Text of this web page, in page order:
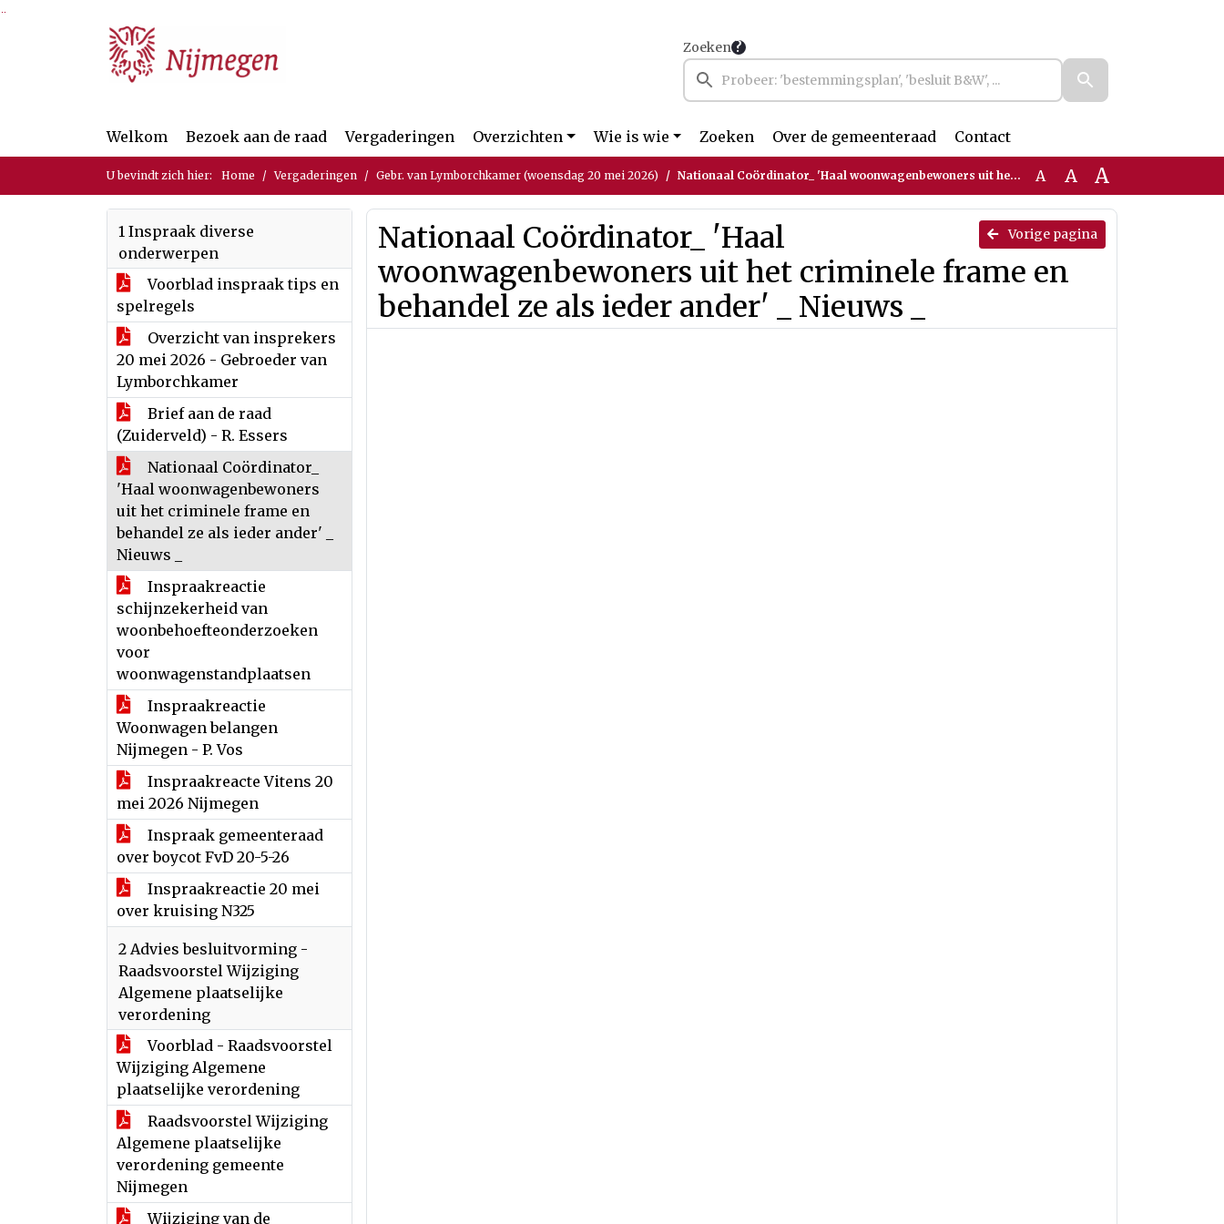
Ga naar de inhoud van deze pagina
Ga naar het zoeken
Ga naar het menu
Zoeken
Welkom Bezoek aan de raad Vergaderingen Overzichten Wie is wie Zoeken Over de gemeenteraad Contact
U bevindt zich hier: Home Vergaderingen Gebr. van Lymborchkamer (woensdag 20 mei 2026) Nationaal Coördinator_ 'Haal woonwagenbewoners uit het criminele frame en behandel ze als ieder ander' _ Nieuws _ A A A
1 Inspraak diverse
onderwerpen
Voorblad inspraak tips en
spelregels
Overzicht van insprekers
20 mei 2026 - Gebroeder van
Lymborchkamer
Brief aan de raad
(Zuiderveld) - R. Essers
Nationaal Coördinator_
'Haal woonwagenbewoners
uit het criminele frame en
behandel ze als ieder ander' _
Nieuws _
Inspraakreactie
schijnzekerheid van
woonbehoefteonderzoeken
voor
woonwagenstandplaatsen
Inspraakreactie
Woonwagen belangen
Nijmegen - P. Vos
Inspraakreacte Vitens 20
mei 2026 Nijmegen
Inspraak gemeenteraad
over boycot FvD 20-5-26
Inspraakreactie 20 mei
over kruising N325
2 Advies besluitvorming -
Raadsvoorstel Wijziging
Algemene plaatselijke
verordening
Voorblad - Raadsvoorstel
Wijziging Algemene
plaatselijke verordening
Raadsvoorstel Wijziging
Algemene plaatselijke
verordening gemeente
Nijmegen
Wijziging van de
Vorige pagina
Nationaal Coördinator_ 'Haal
woonwagenbewoners uit het criminele frame en
behandel ze als ieder ander' _ Nieuws _